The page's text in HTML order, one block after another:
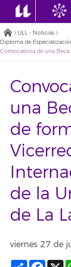
ULL - Noticias
Diploma de
una
de
de la
de La
viernes 27 de
CompartirX